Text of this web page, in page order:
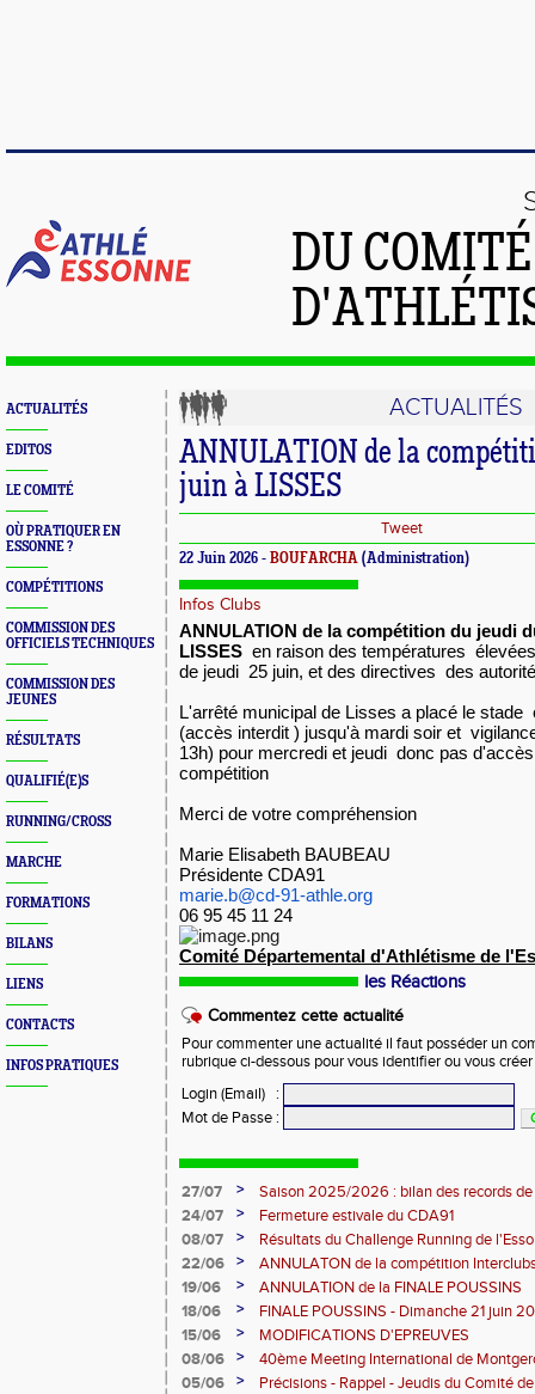
DU
ACTUALITÉS
EDITOS
LE COMITÉ
OÙ PRATIQUER EN
ESSONNE ?
COMPÉTITIONS
COMMISSION DES
OFFICIELS TECHNIQUES
COMMISSION DES
JEUNES
RÉSULTATS
QUALIFIÉ(E)S
RUNNING/CROSS
MARCHE
FORMATIONS
BILANS
LIENS
CONTACTS
INFOS PRATIQUES
ACTUALITÉS
ANNULATION de la
juin à LISSES
Tweet
22 Juin 2026 - BOUFARCHA (Administration)
Infos Clubs
ANNULATION de la compétition du jeudi
LISSES en raison des températures
de jeudi 25 juin, et des directives des
L'arrêté municipal de Lisses a placé le
(accès interdit ) jusqu'à mardi soir et
13h) pour mercredi et jeudi donc pas
compétition
Merci de votre compréhension
Marie Elisabeth BAUBEAU
Présidente CDA91
marie.b@cd-91-athle.org
06 95 45 11 24
Comité Départemental d'Athlétisme de
les Réactions
Commentez cette actualité
Pour commenter une actualité il faut posséder un
rubrique ci-dessous pour vous identifier ou vous
Login (Email)
:
Mot de Passe :
27/07 >
Saison 2025/2026 : bilan des records de
24/07
>
Fermeture estivale du CDA91
08/07
>
Résultats du Challenge Running de
12 07 2026)
22/06 >
ANNULATON de la compétition
juin
19/06 >
ANNULATION de la FINALE POUSSINS
18/06
>
FINALE POUSSINS - Dimanche 21 juin
15/06
>
MODIFICATIONS D'EPREUVES
08/06
>
40ème Meeting International de
05/06
>
Précisions - Rappel - Jeudis du Comité